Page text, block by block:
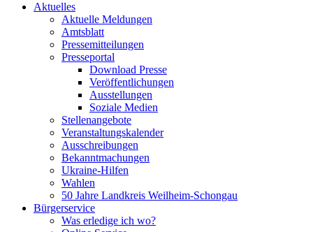
Aktuelles
Aktuelle Meldungen
Amtsblatt
Pressemitteilungen
Presseportal
Download Presse
Veröffentlichungen
Ausstellungen
Soziale Medien
Stellenangebote
Veranstaltungskalender
Ausschreibungen
Bekanntmachungen
Ukraine-Hilfen
Wahlen
50 Jahre Landkreis Weilheim-Schongau
Bürgerservice
Was erledige ich wo?